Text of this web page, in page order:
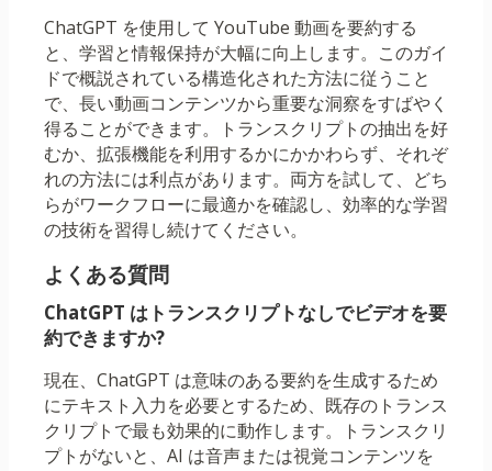
ChatGPT を使用して YouTube 動画を要約する
と、学習と情報保持が大幅に向上します。このガイ
ドで概説されている構造化された方法に従うこと
で、長い動画コンテンツから重要な洞察をすばやく
得ることができます。トランスクリプトの抽出を好
むか、拡張機能を利用するかにかかわらず、それぞ
れの方法には利点があります。両方を試して、どち
らがワークフローに最適かを確認し、効率的な学習
の技術を習得し続けてください。
よくある質問
ChatGPT はトランスクリプトなしでビデオを要
約できますか?
現在、ChatGPT は意味のある要約を生成するため
にテキスト入力を必要とするため、既存のトランス
クリプトで最も効果的に動作します。トランスクリ
プトがないと、AI は音声または視覚コンテンツを